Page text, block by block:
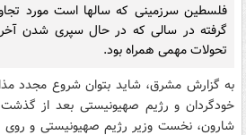
فلسطین سرزمینی که سالها است مورد
گرفته در سالی که در حال سپری شدن
تحولات مهمی همراه بود.
به گزارش مشرق، شاید بتوان شروع مجدد
خودگردان و رژیم صهیونیستی بعد از
شارون، نخست وزیر رژیم صهیونیستی و روی